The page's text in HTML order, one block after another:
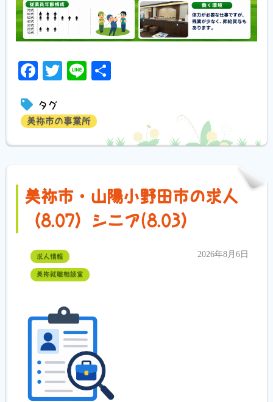
Facebook
Twitter
Line
タグ
美祢市の事業所
美祢市・山陽小野田市の求人
（8.07）シニア(8.03）
求人情報
美祢就職相談室
2026年8月6日